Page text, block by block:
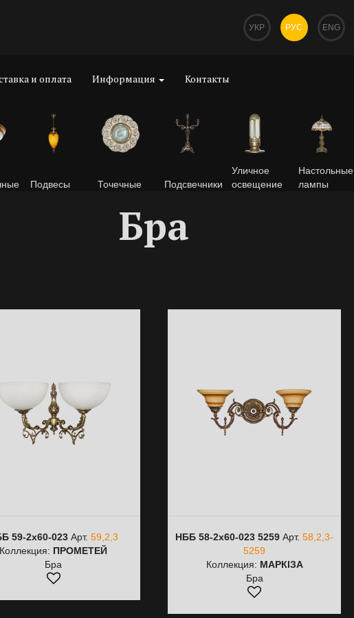
УКР РУС ENG
и оплата Информация Контакты
Подвесы Точечные Подсвечники
Уличное
освещение
Настольные
лампы
Бра
59-2х60-023 Арт.59,2,3
Коллекция: ПРОМЕТЕЙ
Бра
НББ 58-2х60-023 5259 Арт.58,2,3-
5259
Коллекция: МАРКІЗА
Бра